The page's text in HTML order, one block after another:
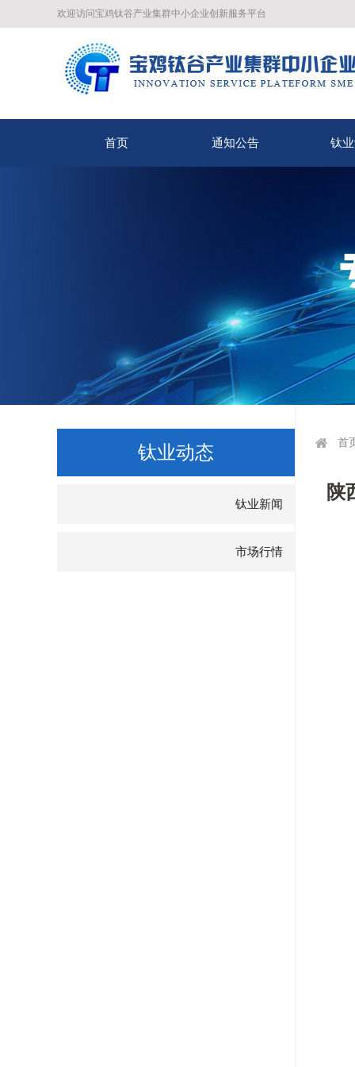
欢迎访问宝鸡钛谷产业集群中小企业创新服务平台
首页 通知公告 钛
钛业动态
钛业新闻
市场行情
首
陕